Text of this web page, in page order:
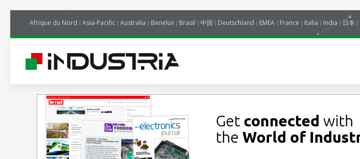
Afrique du Nord Asia-Pacific Australia Benelux Brasil 中国 Deutschland EMEA France Italia India 日本